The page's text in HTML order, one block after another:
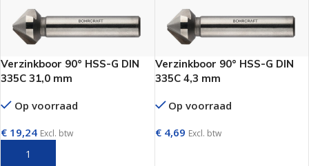
Verzinkboor 90° HSS-G DIN
335C 31,0 mm
Op voorraad
€ 19,24 Excl. btw
Verzinkboor 90° HSS-G DIN
335C 4,3 mm
Op voorraad
€4,69 Excl. btw